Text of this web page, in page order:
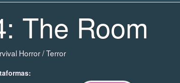
The Room
Horror/Terror